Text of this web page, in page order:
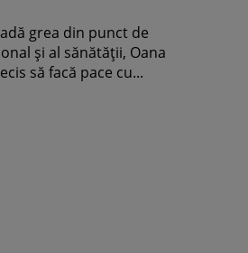
grea din punct de
şi al sănătăţii, Oana
să facă pace cu...